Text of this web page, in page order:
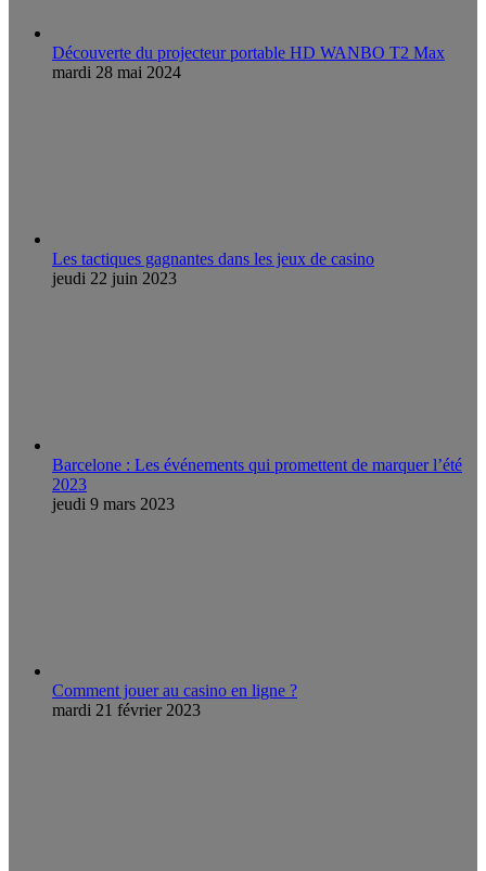
Découverte du projecteur portable HD WANBO T2 Max
mardi 28 mai 2024
Les tactiques gagnantes dans les jeux de casino
jeudi 22 juin 2023
Barcelone : Les événements qui promettent de marquer l’été
2023
jeudi 9 mars 2023
Comment jouer au casino en ligne ?
mardi 21 février 2023